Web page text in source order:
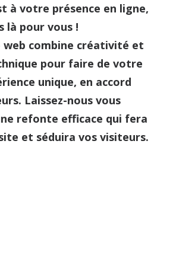
à votre présence en ligne,
là pour vous !
combine créativité et
pour faire de votre
unique, en accord
Laissez-nous vous
refonte efficace qui fera
et séduira vos visiteurs.